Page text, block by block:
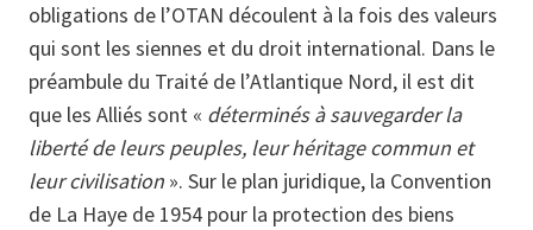
obligations de l’OTAN découlent à la fois des valeurs
qui sont les siennes et du droit international. Dans le
préambule du Traité de l’Atlantique Nord, il est dit
que les Alliés sont « déterminés à sauvegarder la
liberté de leurs peuples, leur héritage commun et
leur civilisation ». Sur le plan juridique, la Convention
de La Haye de 1954 pour la protection des biens